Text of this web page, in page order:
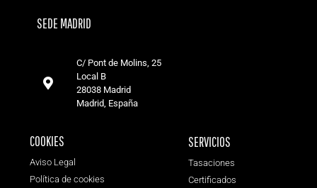
SEDE MADRID
C/ Pont de Molins, 25
Local B
28038 Madrid
Madrid, España
COOKIES
Aviso Legal
Política de cookies
SERVICIOS
Tasaciones
Certificados